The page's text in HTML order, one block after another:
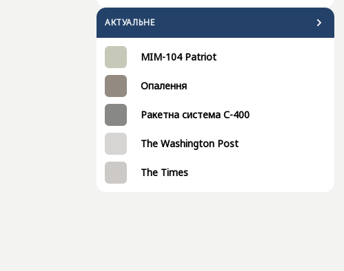
АКТУАЛЬНЕ
MIM-104 Patriot
Опалення
Ракетна система С-400
The Washington Post
The Times